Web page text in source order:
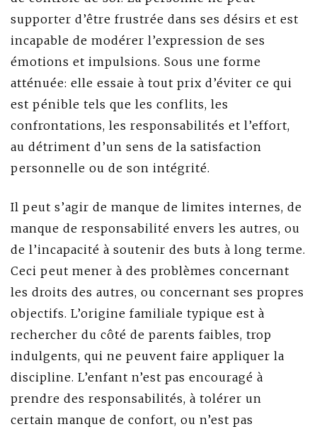
supporter d’être frustrée dans ses désirs et est
incapable de modérer l’expression de ses
émotions et impulsions. Sous une forme
atténuée: elle essaie à tout prix d’éviter ce qui
est pénible tels que les conflits, les
confrontations, les responsabilités et l’effort,
au détriment d’un sens de la satisfaction
personnelle ou de son intégrité.
Il peut s’agir de manque de limites internes, de
manque de responsabilité envers les autres, ou
de l’incapacité à soutenir des buts à long terme.
Ceci peut mener à des problèmes concernant
les droits des autres, ou concernant ses propres
objectifs. L’origine familiale typique est à
rechercher du côté de parents faibles, trop
indulgents, qui ne peuvent faire appliquer la
discipline. L’enfant n’est pas encouragé à
prendre des responsabilités, à tolérer un
certain manque de confort, ou n’est pas